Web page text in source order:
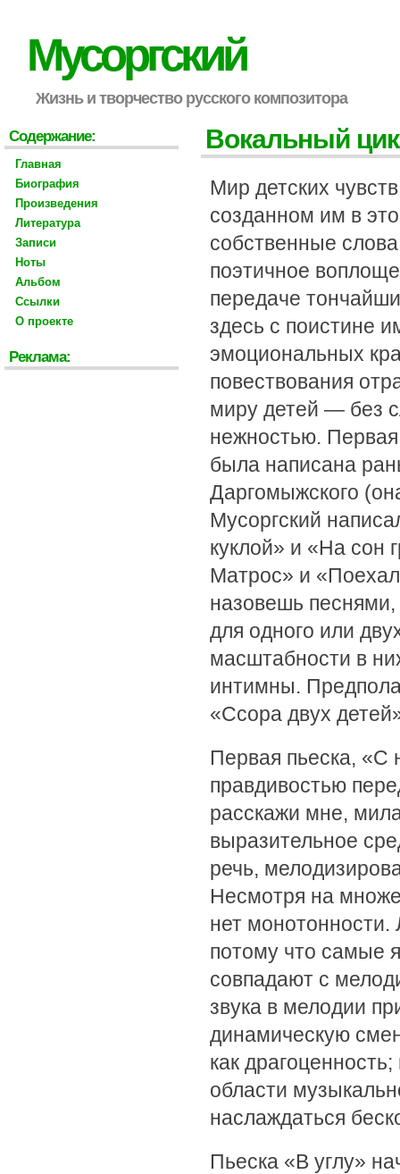
Мусоргский
Жизнь и творчество русского композитора
Вокальный
Мир детских
созданном им в
собственные
поэтичное
передаче
здесь с поистине
эмоциональных
повествования
миру детей — без
нежностью.
была написана
Даргомыжского
Мусоргский
куклой» и «На сон
Матрос» и
назовешь
для одного или
масштабности в
интимны.
«Ссора двух
Первая пьеска, «С
правдивостью
расскажи мне,
выразительное
речь,
Несмотря на
нет монотонности.
потому что самые
совпадают с
звука в мелодии
динамическую
как
области
наслаждаться
Пьеска «В углу»
Содержание:
Главная
Биография
Произведения
Литература
Записи
Ноты
Альбом
Ссылки
О проекте
Реклама: